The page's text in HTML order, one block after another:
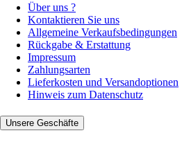
Über uns ?
Kontaktieren Sie uns
Allgemeine Verkaufsbedingungen
Rückgabe & Erstattung
Impressum
Zahlungsarten
Lieferkosten und Versandoptionen
Hinweis zum Datenschutz
Unsere Geschäfte